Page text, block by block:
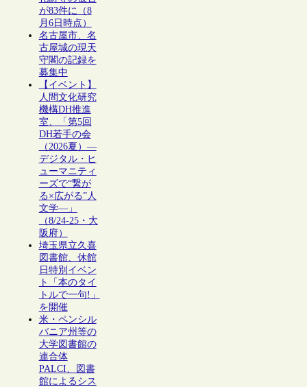
が83件に（8
月6日時点）
名古屋市、名
古屋城の現天
守閣の記録を
募集中
【イベント】
人間文化研究
機構DH推進
室、「第5回
DH若手の会
（2026夏）―
デジタル・ヒ
ューマニティ
ーズで“繋が
る×広がる”人
文学―」
（8/24-25・大
阪府）
埼玉県立久喜
図書館、休館
日特別イベン
ト「本のタイ
トルで一句!」
を開催
米・ペンシル
バニア州等の
大学図書館の
連合体
PALCI、図書
館によるシス